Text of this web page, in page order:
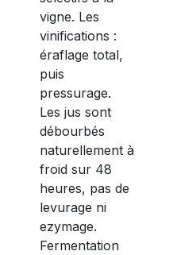
vigne. Les
vinifications :
éraflage total,
puis
pressurage.
Les jus sont
débourbés
naturellement à
froid sur 48
heures, pas de
levurage ni
ezymage.
Fermentation